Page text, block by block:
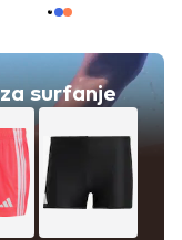
surfanje